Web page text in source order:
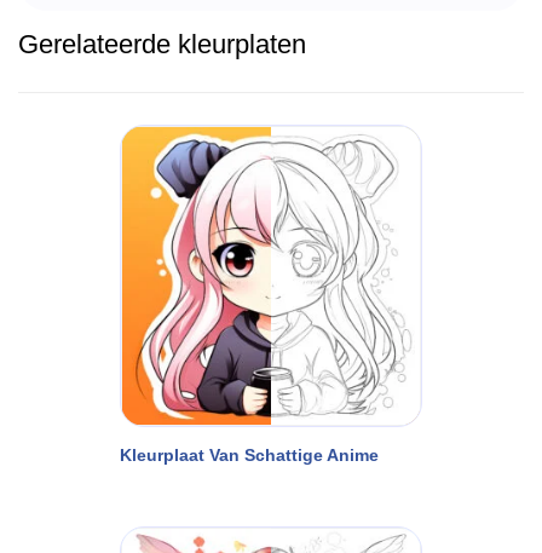
Gerelateerde kleurplaten
Kleurplaat Van Schattige Anime